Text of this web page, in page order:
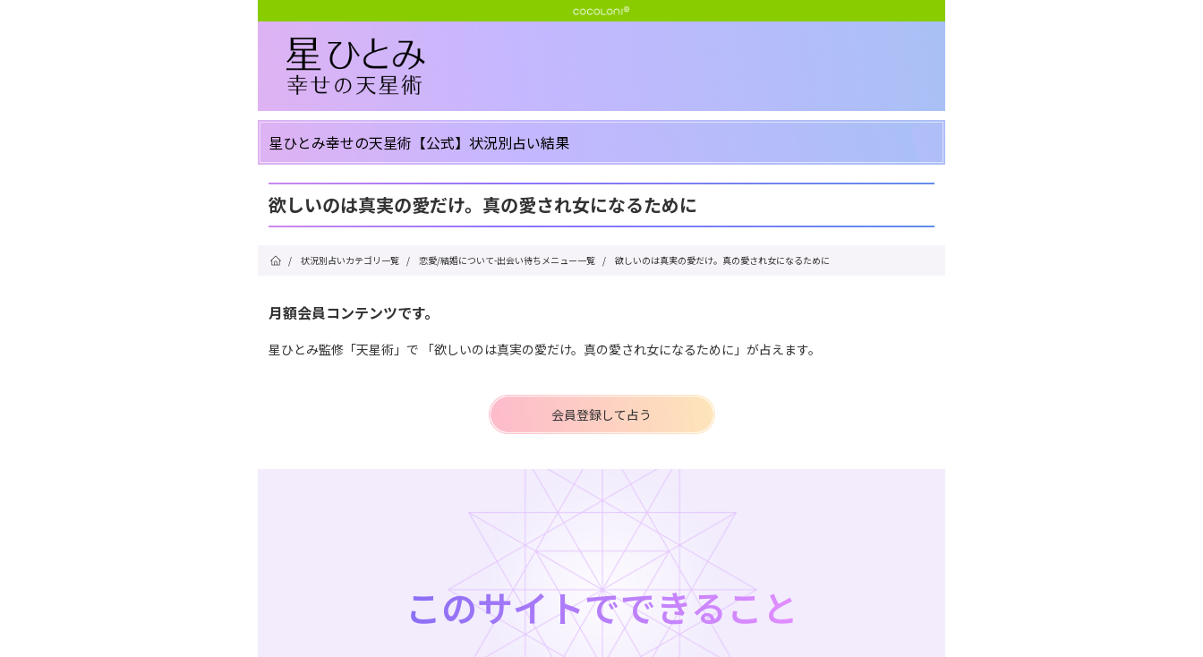
星ひとみ幸せの天星術【公式】状況別占い結果
欲しいのは真実の愛だけ。真の愛され女になるために
/ 状況別占いカテゴリ一覧 / 恋愛/結婚について-出会い待ちメニュー一覧 / 欲しいのは真実の愛だけ。真の愛され女になるために
月額会員コンテンツです。
星ひとみ監修「天星術」で 「欲しいのは真実の愛だけ。真の愛され女になるために」が占えます。
会員登録して占う
このサイトでできること